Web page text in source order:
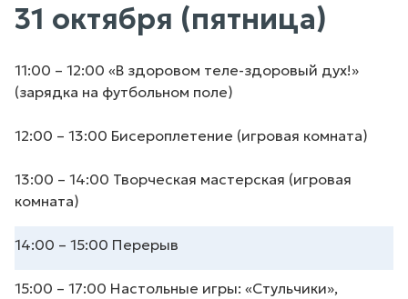
31 октября (пятница)
11:00 – 12:00 «В здоровом теле-здоровый дух!»
(зарядка на футбольном поле)
12:00 – 13:00 Бисероплетение (игровая комната)
13:00 – 14:00 Творческая мастерская (игровая
комната)
14:00 – 15:00 Перерыв
15:00 – 17:00 Настольные игры: «Стульчики»,